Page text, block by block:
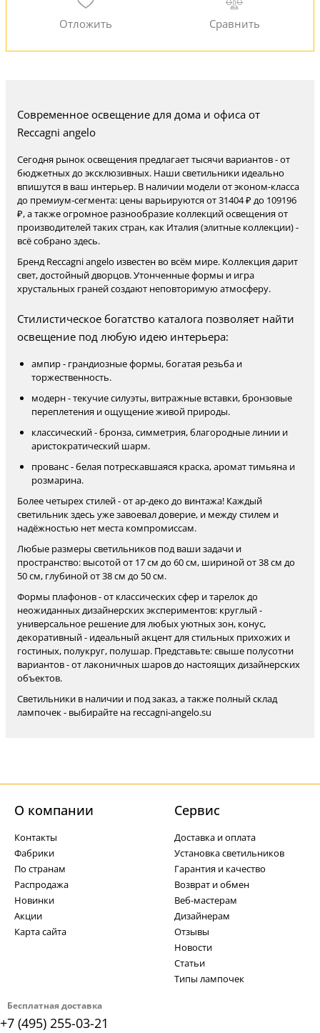
Современное освещение для дома и офиса от
Reccagni angelo
Сегодня рынок освещения предлагает тысячи вариантов - от
бюджетных до эксклюзивных. Наши светильники идеально
впишутся в ваш интерьер. В наличии модели от эконом-класса
до премиум-сегмента: цены варьируются от 31404 ₽ до 109196
₽, а также огромное разнообразие коллекций освещения от
производителей таких стран, как Италия (элитные коллекции) -
всё собрано здесь.
Бренд Reccagni angelo известен во всём мире. Коллекция дарит
свет, достойный дворцов. Утонченные формы и игра
хрустальных граней создают неповторимую атмосферу.
Стилистическое богатство каталога позволяет найти
освещение под любую идею интерьера:
ампир - грандиозные формы, богатая резьба и
торжественность.
модерн - текучие силуэты, витражные вставки, бронзовые
переплетения и ощущение живой природы.
классический - бронза, симметрия, благородные линии и
аристократический шарм.
прованс - белая потрескавшаяся краска, аромат тимьяна и
розмарина.
Более четырех стилей - от ар-деко до винтажа! Каждый
светильник здесь уже завоевал доверие, и между стилем и
надёжностью нет места компромиссам.
Любые размеры светильников под ваши задачи и
пространство: высотой от 17 см до 60 см, шириной от 38 см до
50 см, глубиной от 38 см до 50 см.
Формы плафонов - от классических сфер и тарелок до
неожиданных дизайнерских экспериментов: круглый -
универсальное решение для любых уютных зон, конус,
декоративный - идеальный акцент для стильных прихожих и
гостиных, полукруг, полушар. Представьте: свыше полусотни
вариантов - от лаконичных шаров до настоящих дизайнерских
объектов.
Светильники в наличии и под заказ, а также полный склад
лампочек - выбирайте на reccagni-angelo.su
Бесплатная доставка
+7 (495) 255-03-21
О компании
Контакты
Фабрики
По странам
Распродажа
Новинки
Акции
Карта сайта
Cервис
Доставка и оплата
Установка светильников
Гарантия и качество
Возврат и обмен
Веб-мастерам
Дизайнерам
Отзывы
Новости
Статьи
Типы лампочек